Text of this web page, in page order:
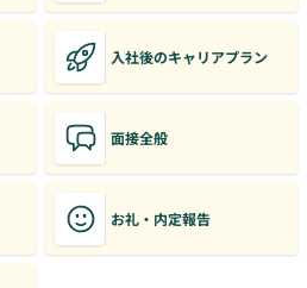
入社後のキャリアプラン
面接全般
お礼・内定報告